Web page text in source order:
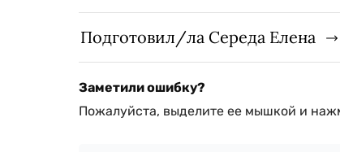
Подготовил/ла Середа Елена
Заметили ошибку?
Пожалуйста, выделите ее мышкой и